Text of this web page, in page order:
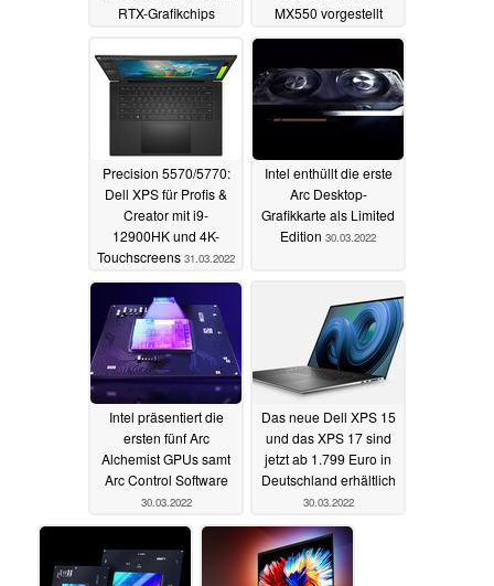
RTX-Grafikchips
MX550 vorgestellt
31.03.2022
Precision 5570/5770:
Dell XPS für Profis &
Creator mit i9-
12900HK und 4K-
Touchscreens 31.03.2022
Intel enthüllt die erste
Arc Desktop-
Grafikkarte als Limited
Edition 30.03.2022
Intel präsentiert die
ersten fünf Arc
Alchemist GPUs samt
Arc Control Software
30.03.2022
Das neue Dell XPS 15
und das XPS 17 sind
jetzt ab 1.799 Euro in
Deutschland erhältlich
30.03.2022